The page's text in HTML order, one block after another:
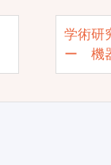
学術研
ー 機